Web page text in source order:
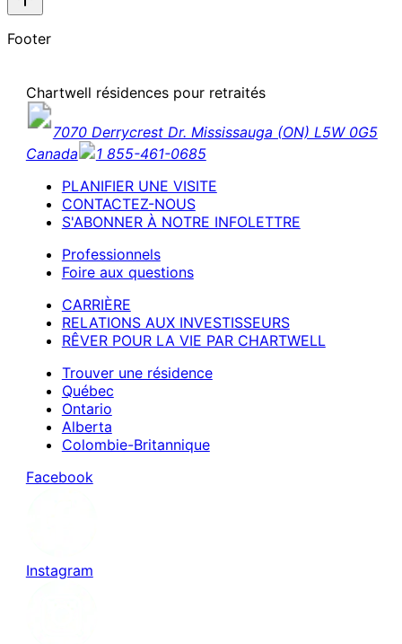
Footer
Chartwell résidences pour retraités
7070 Derrycrest Dr. Mississauga (ON) L5W 0G5
Canada
1 855-461-0685
PLANIFIER UNE VISITE
CONTACTEZ-NOUS
S'ABONNER À NOTRE INFOLETTRE
Professionnels
Foire aux questions
CARRIÈRE
RELATIONS AUX INVESTISSEURS
RÊVER POUR LA VIE PAR CHARTWELL
Trouver une résidence
Québec
Ontario
Alberta
Colombie-Britannique
Facebook
Instagram